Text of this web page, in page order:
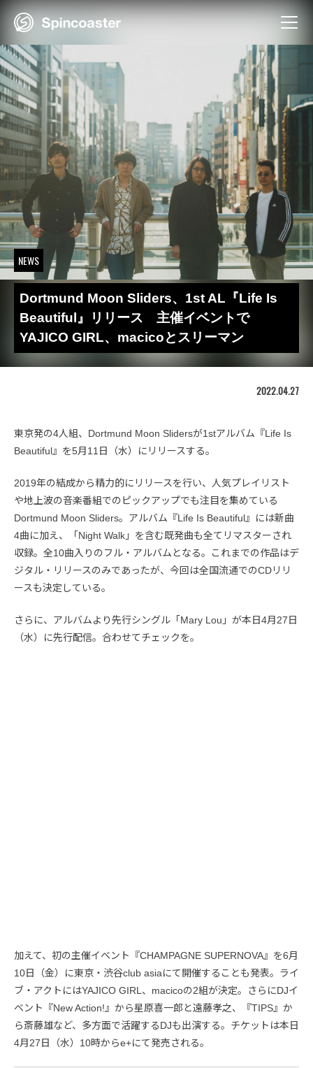
Skip
NEWS
Dortmund Moon Sliders、1st AL『Life Is
Beautiful』リリース 主催イベントで
YAJICO GIRL、macicoとスリーマン
2022.04.27
東京発の4人組、Dortmund Moon Slidersが1stアルバム『Life Is
Beautiful』を5月11日（水）にリリースする。
2019年の結成から精力的にリリースを行い、人気プレイリスト
や地上波の音楽番組でのピックアップでも注目を集めている
Dortmund Moon Sliders。アルバム『Life Is Beautiful』には新曲
4曲に加え、「Night Walk」を含む既発曲も全てリマスターされ
収録。全10曲入りのフル・アルバムとなる。これまでの作品はデ
ジタル・リリースのみであったが、今回は全国流通でのCDリリ
ースも決定している。
さらに、アルバムより先行シングル「Mary Lou」が本日4月27日
（水）に先行配信。合わせてチェックを。
加えて、初の主催イベント『CHAMPAGNE SUPERNOVA』を6月
10日（金）に東京・渋谷club asiaにて開催することも発表。ライ
ブ・アクトにはYAJICO GIRL、macicoの2組が決定。さらにDJイ
ベント『New Action!』から星原喜一郎と遠藤孝之、『TIPS』か
ら斎藤雄など、多方面で活躍するDJも出演する。チケットは本日
4月27日（水）10時からe+にて発売される。